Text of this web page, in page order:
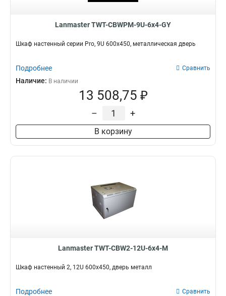
Lanmaster TWT-CBWPM-9U-6x4-GY
Шкаф настенный серии Pro, 9U 600x450, металлическая дверь
Подробнее Сравнить
Наличие: В наличии
13 508,75 ₽
– +
В корзину
Lanmaster TWT-CBW2-12U-6x4-M
Шкаф настенный 2, 12U 600x450, дверь металл
Подробнее Сравнить